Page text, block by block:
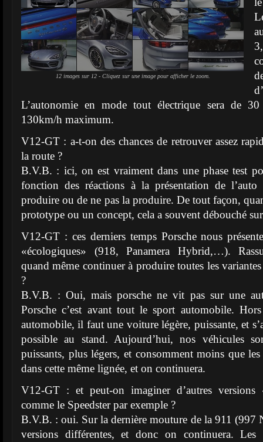
12 images sur 12 - Cliquez sur une image pour afficher le zoom.
L’autonomie en mode tout électrique sera de
130km/h maximum.
V12-GT : a-t-on des chances de retrouver assez
la route ?
B.V.B. : ici, on est vraiment dans une phase test
fonction des réactions à la présentation de
produire ou de ne pas la produire. De tout façon,
prototype ou un concept, cela a souvent débouché
V12-GT : ces derniers temps Porsche nous
«écologiques» (918, Panamera Hybrid,…).
quand même continuer à produire toutes les
?
B.V.B. : Oui, mais porsche ne vit pas sur une
Porsche c’est avant tout le sport automobile.
automobile, il faut une voiture légère, puissante, et
possible au stand. Aujourd’hui, nos véhicules
puissants, plus légers, et consomment moins que
dans cette même lignée, et on continuera.
V12-GT : et peut-on imaginer d’autres versions
comme le Speedster par exemple ?
B.V.B. : oui. Sur la dernière mouture de la 911
versions différentes, et donc on continuera.